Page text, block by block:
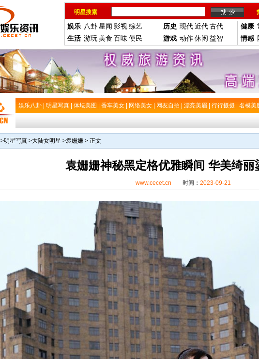
明星搜索
娱乐 八卦星闻 影视综艺
生活 游玩 美食 百味便民
历史 现代近代古代
游戏 动作休闲 益智
健康
情感
娱乐八卦 明星写真 体坛美图 香车美女 网络美女 网友自拍 漂亮美眉 行行摄摄 名模美
>明星写真 >大陆女明星 >袁姗姗 > 正文
袁姗姗神秘黑定格优雅瞬间 华美绮丽
www.cecet.cn 时间： 2023-09-21